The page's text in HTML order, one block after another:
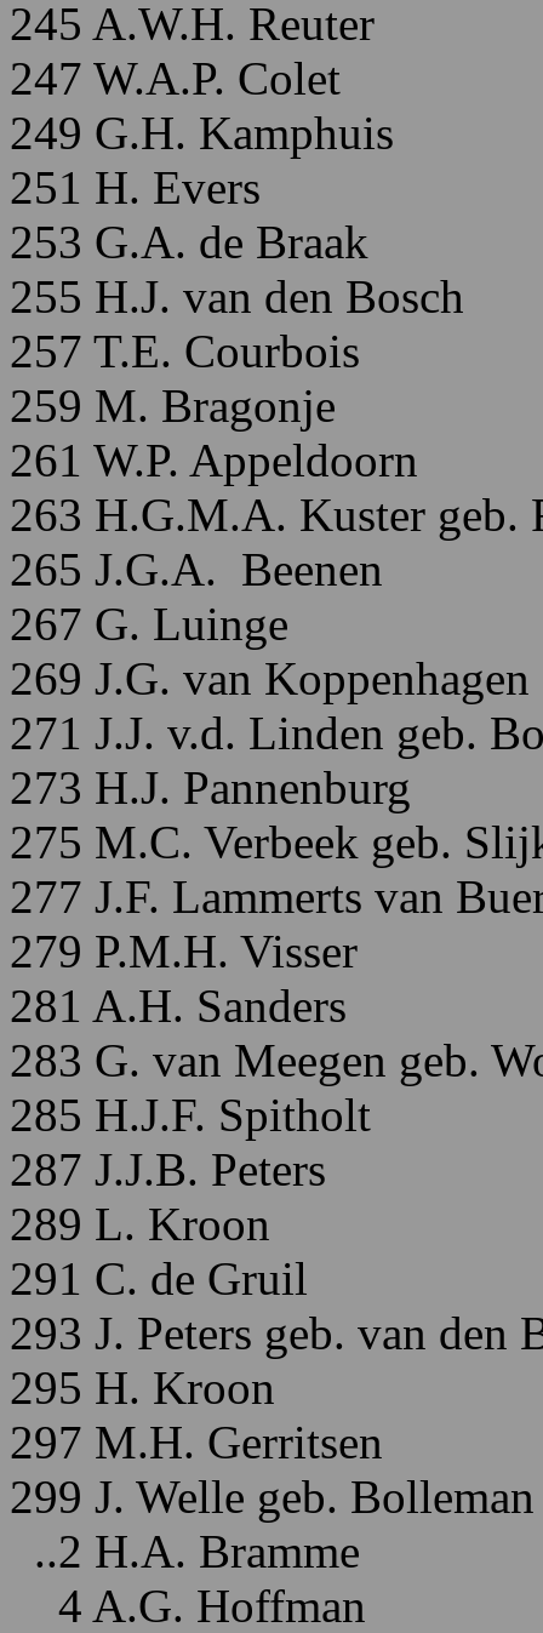
245 A.W.H. Reuter
247 W.A.P. Colet
249 G.H. Kamphuis
251 H. Evers
253 G.A. de Braak
255 H.J. van den Bosch
257 T.E. Courbois
259 M. Bragonje
261 W.P. Appeldoorn
263 H.G.M.A. Kuster geb.
265 J.G.A. Beenen
267 G. Luinge
269 J.G. van Koppenhagen
271 J.J. v.d. Linden geb.
273 H.J. Pannenburg
275 M.C. Verbeek geb.
277 J.F. Lammerts van
279 P.M.H. Visser
281 A.H. Sanders
283 G. van Meegen geb.
285 H.J.F. Spitholt
287 J.J.B. Peters
289 L. Kroon
291 C. de Gruil
293 J. Peters geb. van den
295 H. Kroon
297 M.H. Gerritsen
299 J. Welle geb. Bolleman
..2 H.A. Bramme
4 A.G. Hoffman